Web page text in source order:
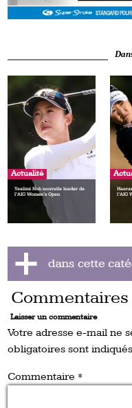
Actualité
Yealimi Noh nouvelle leader de
l’AIG Women’s Open
l’AIG
Commentaires
Laisser un commentaire
Votre adresse e-mail ne
obligatoires sont
Commentaire *